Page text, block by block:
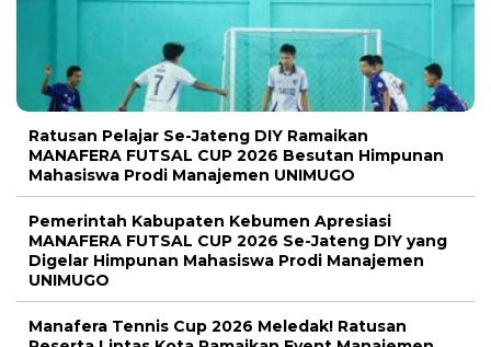
Ratusan Pelajar Se-Jateng DIY Ramaikan
MANAFERA FUTSAL CUP 2026 Besutan Himpunan
Mahasiswa Prodi Manajemen UNIMUGO
Pemerintah Kabupaten Kebumen Apresiasi
MANAFERA FUTSAL CUP 2026 Se-Jateng DIY yang
Digelar Himpunan Mahasiswa Prodi Manajemen
UNIMUGO
Manafera Tennis Cup 2026 Meledak! Ratusan